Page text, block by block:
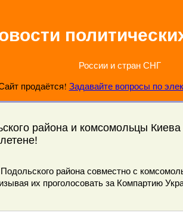
России и стран СНГ
продаётся! Задавайте вопросы по
района и комсомольцы
района совместно с
их проголосовать за Компартию